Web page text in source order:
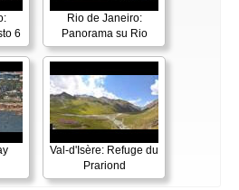
6
Rio de Janeiro:
Panorama su Rio
Val-d'Isère: Refuge du
Prariond